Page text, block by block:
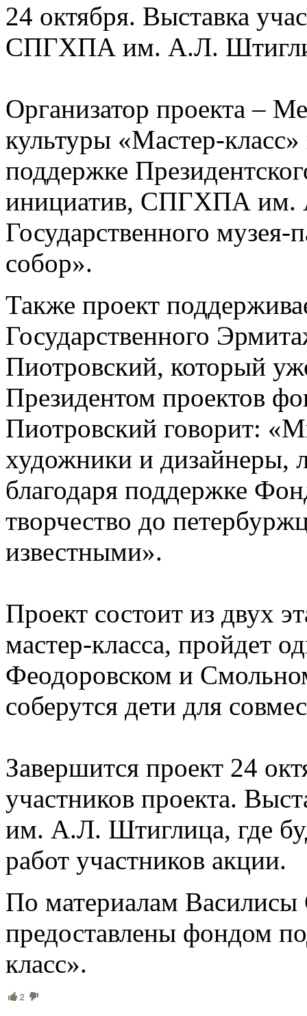
24 октября. Выставка
СПГХПА им. А.Л.
Организатор проекта –
культуры «Мастер-
поддержке
инициатив, СПГХПА им.
Государственного
собор».
Также проект
Государственного
Пиотровский, который
Президентом проектов
Пиотровский говорит:
художники и дизайнеры,
благодаря поддержке
творчество до
известными».
Проект состоит из двух
мастер-класса, пройдет
Феодоровском и
соберутся дети для
Завершится проект 24
участников проекта.
им. А.Л. Штиглица, где
работ участников акции.
По материалам Василисы
предоставлены фондом
класс».
2